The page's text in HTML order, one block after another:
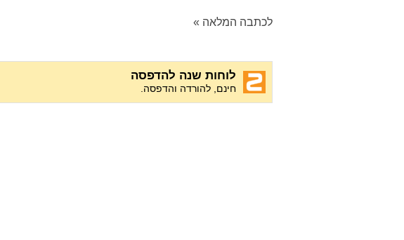
לכתבה המלאה »